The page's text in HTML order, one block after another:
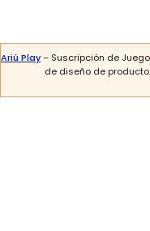
Ariú Play– Suscripción de
de diseño de producto.